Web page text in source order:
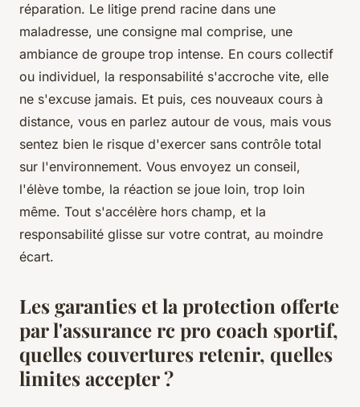
réparation. Le litige prend racine dans une
maladresse, une consigne mal comprise, une
ambiance de groupe trop intense. En cours collectif
ou individuel, la responsabilité s'accroche vite, elle
ne s'excuse jamais. Et puis, ces nouveaux cours à
distance, vous en parlez autour de vous, mais vous
sentez bien le risque d'exercer sans contrôle total
sur l'environnement. Vous envoyez un conseil,
l'élève tombe, la réaction se joue loin, trop loin
même. Tout s'accélère hors champ, et la
responsabilité glisse sur votre contrat, au moindre
écart.
Les garanties et la protection offerte
par l'assurance rc pro coach sportif,
quelles couvertures retenir, quelles
limites accepter ?